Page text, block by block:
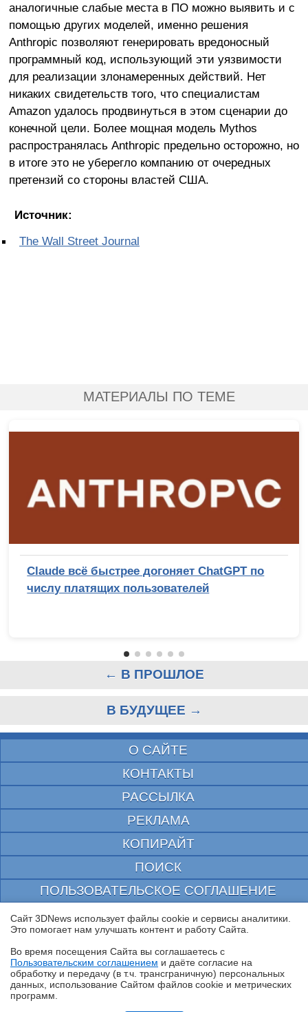
аналогичные слабые места в ПО можно выявить и с
помощью других моделей, именно решения
Anthropic позволяют генерировать вредоносный
программный код, использующий эти уязвимости
для реализации злонамеренных действий. Нет
никаких свидетельств того, что специалистам
Amazon удалось продвинуться в этом сценарии до
конечной цели. Более мощная модель Mythos
распространялась Anthropic предельно осторожно, но
в итоге это не уберегло компанию от очередных
претензий со стороны властей США.
Источник:
The Wall Street Journal
МАТЕРИАЛЫ ПО ТЕМЕ
Claude всё быстрее догоняет ChatGPT по
числу платящих пользователей
← В ПРОШЛОЕ
В БУДУЩЕЕ →
О САЙТЕ
КОНТАКТЫ
РАССЫЛКА
РЕКЛАМА
КОПИРАЙТ
ПОИСК
ПОЛЬЗОВАТЕЛЬСКОЕ СОГЛАШЕНИЕ
ЗАЩИЩЕНО CURATOR
© 1997—2026 Электронное периодическое издание "3ДНьюс" | Свидетельство о
выдано Федеральной Службой по надзору за соблюдением законодательства в сфере
массовых коммуникаций и охране культурного наследия
При цитировании документа ссылка на сайт с указанием автора обязательна. Полное
заимствование документа является нарушением
российского и международного законодательства и возможно только с согласия
Сайт 3DNews использует файлы cookie и сервисы аналитики.
Это помогает нам улучшать контент и работу Cайта.
Во время посещения Cайта вы соглашаетесь с
Пользовательским соглашением и даёте согласие на
обработку и передачу (в т.ч. трансграничную) персональных
данных, использование Cайтом файлов cookie и метрических
программ.